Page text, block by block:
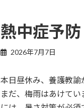
熱中症予防
2026年7月7日
本日昼休み、養護教諭
まだ、梅雨はあけて